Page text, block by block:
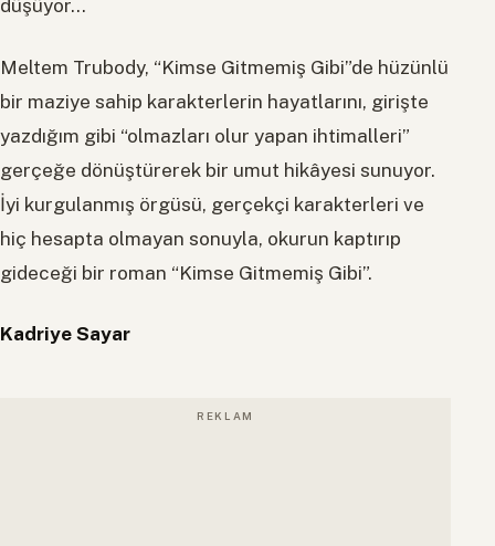
düşüyor…
Meltem Trubody, “Kimse Gitmemiş Gibi”de hüzünlü
bir maziye sahip karakterlerin hayatlarını, girişte
yazdığım gibi “olmazları olur yapan ihtimalleri”
gerçeğe dönüştürerek bir umut hikâyesi sunuyor.
İyi kurgulanmış örgüsü, gerçekçi karakterleri ve
hiç hesapta olmayan sonuyla, okurun kaptırıp
gideceği bir roman “Kimse Gitmemiş Gibi”.
Kadriye Sayar